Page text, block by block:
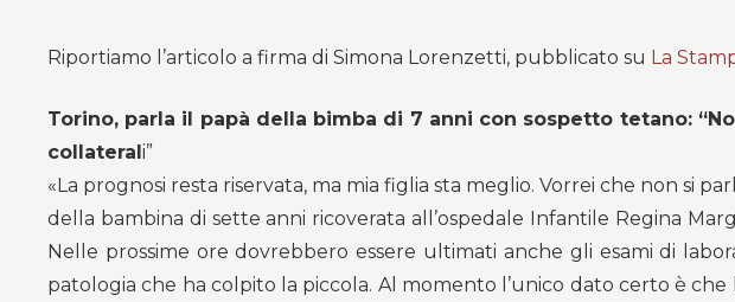
Riportiamo l’articolo a firma di Simona Lorenzetti, pubblicato su La
Torino, parla il papà della bimba di 7 anni con sospetto tetano:
collaterali”
«La prognosi resta riservata, ma mia figlia sta meglio. Vorrei che non si
della bambina di sette anni ricoverata all’ospedale Infantile Regina
Nelle prossime ore dovrebbero essere ultimati anche gli esami di
patologia che ha colpito la piccola. Al momento l’unico dato certo è